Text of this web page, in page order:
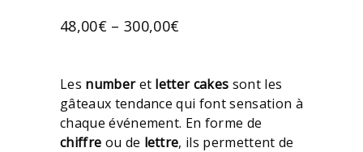
48,00€– 300,00€
Les numberet letter cakes sont les
gâteaux tendance qui font sensation à
chaque événement. En forme de
chiffre ou de lettre, ils permettent de